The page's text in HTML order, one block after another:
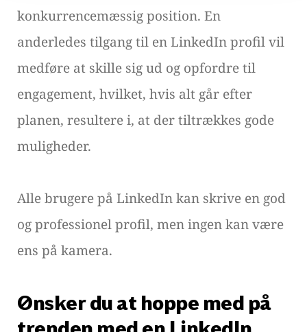
konkurrencemæssig position. En
anderledes tilgang til en LinkedIn profil vil
medføre at skille sig ud og opfordre til
engagement, hvilket, hvis alt går efter
planen, resultere i, at der tiltrækkes gode
muligheder.
Alle brugere på LinkedIn kan skrive en god
og professionel profil, men ingen kan være
ens på kamera.
Ønsker du at hoppe med på